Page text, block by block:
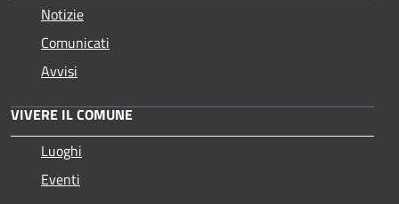
Notizie
Comunicati
Avvisi
VIVERE IL COMUNE
Luoghi
Eventi